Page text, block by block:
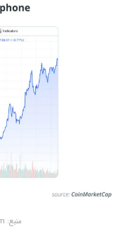
منبع: cointelegraph.com